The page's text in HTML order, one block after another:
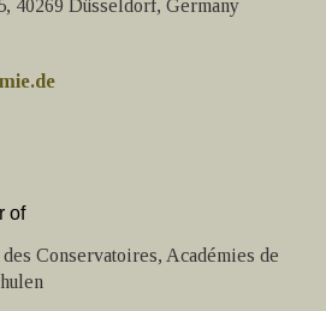
40269 Düsseldorf, Germany
of
Conservatoires, Académies de